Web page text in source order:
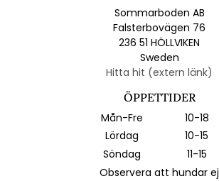
Sommarboden AB
Falsterbovägen 76
236 51 HÖLLVIKEN
Sweden
Hitta hit (extern länk)
ÖPPETTIDER
Mån-Fre
10-18
Lördag
10-15
Söndag
11-15
Observera att hundar ej